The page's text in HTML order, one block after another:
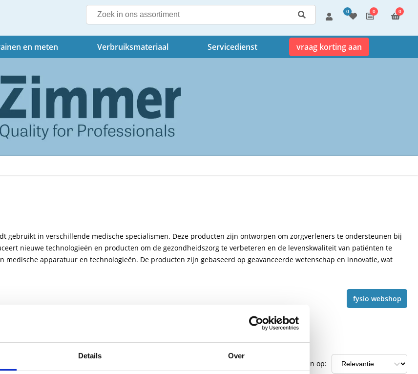
Details Over
0 0 0
en meten Verbruiksmateriaal Servicedienst vraag korting aan
gebruikt in verschillende medische specialismen. Deze producten zijn ontworpen om zorgverleners te ondersteunen bij
nieuwe technologieën en producten om de gezondheidszorg te verbeteren en de levenskwaliteit van patiënten te
apparatuur en technologieën. De producten zijn gebaseerd op geavanceerde wetenschap en innovatie, wat
fysio webshop
Sorteren op: